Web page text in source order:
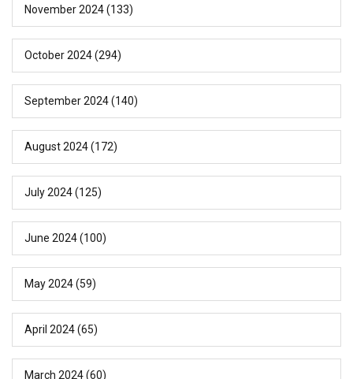
November 2024(133)
October 2024(294)
September 2024(140)
August 2024(172)
July 2024(125)
June 2024(100)
May 2024(59)
April 2024(65)
March 2024(60)